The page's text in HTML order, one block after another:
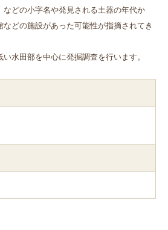
などの小字名や発見される土器の年代か
などの施設があった可能性が指摘されてき
水田部を中心に発掘調査を行います。